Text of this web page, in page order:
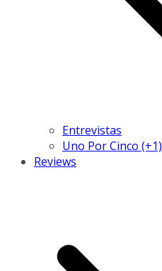
Entrevistas
Uno Por Cinco (+1)
Reviews